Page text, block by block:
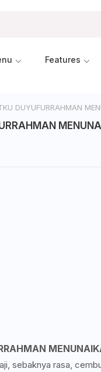
Features
DUYUFURRAHMAN
sebaknya rasa,